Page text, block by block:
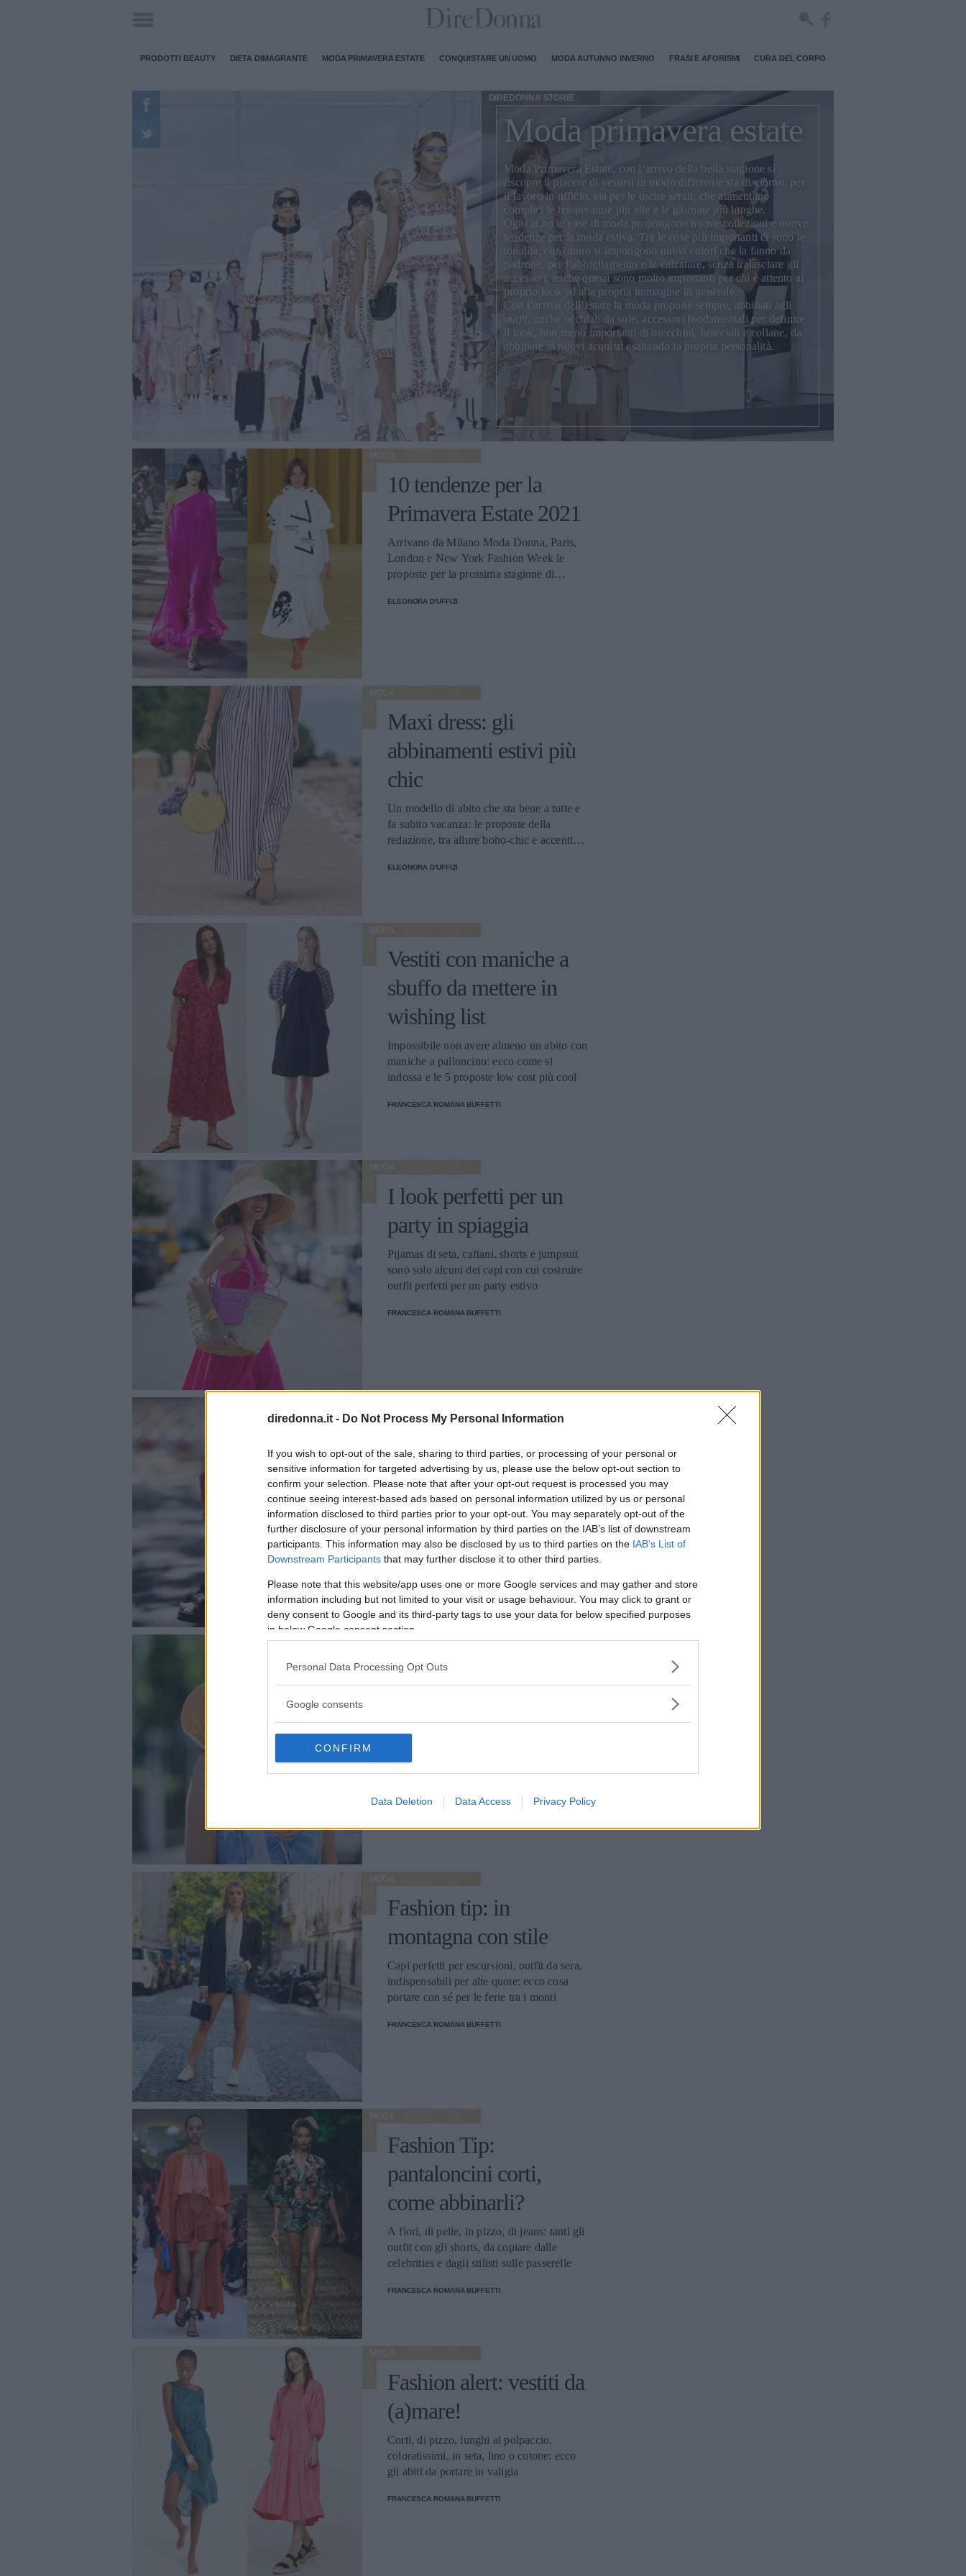
diredonna.it - Do Not Process My Personal Information
If you wish to opt-out of the sale, sharing to third parties, or processing of your personal or
sensitive information for targeted advertising by us, please use the below opt-out section to
confirm your selection. Please note that after your opt-out request is processed you may
continue seeing interest-based ads based on personal information utilized by us or personal
information disclosed to third parties prior to your opt-out. You may separately opt-out of the
further disclosure of your personal information by third parties on the IAB’s list of downstream
participants. This information may also be disclosed by us to third parties on the IAB’s List of
Downstream Participants that may further disclose it to other third parties.
Please note that this website/app uses one or more Google services and may gather and store
information including but not limited to your visit or usage behaviour. You may click to grant or
deny consent to Google and its third-party tags to use your data for below specified purposes
in below Google consent section.
Personal Data Processing Opt Outs
Google consents
CONFIRM
Data Deletion Data Access Privacy Policy
PRODOTTI BEAUTY DIETA DIMAGRANTE MODA PRIMAVERA ESTATE CONQUISTARE UN UOMO MODA AUTUNNO INVERNO FRASI E AFORISMI CURA DEL CORPO
DIREDONNA STORIE
Moda primavera estate
Moda Primavera Estate, con l’arrivo della bella stagione si
riscopre il piacere di vestirsi in modo differente sia di giorno, per
il lavoro in ufficio, sia per le uscite serali, che aumentano
complici le temperature più alte e le giornate più lunghe.
Ogni anno le case di moda propongono nuove collezionie nuove
tendenze per la moda estiva. Tra le cose più importanti ci sono le
tonalità
, ogni anno si impongono nuovi colori che la fanno da
padrone, per l’ abbigliamento e le calzature, senza tralasciare gli
accessori , anche questi sono molto importanti per chi è attento al
proprio look ed alla propria immagine in generale.
Con l’arrivo dell’estate la moda propone sempre, abbinati agli
outfit
, anche occhiali da sole, accessori fondamentali per definire
il look, non meno importanti di orecchini, bracciali e collane, da
abbinare ai nuovi acquisti esaltando la propria personalità.
MODA
10 tendenze per la
Primavera Estate 2021
Arrivano da Milano Moda Donna, Paris,
London e New York Fashion Week le
proposte per la prossima stagione di
ELEONORA D'UFFIZI
MODA
Maxi dress: gli
abbinamenti estivi più
chic
Un modello di abito che sta bene a tutte e
fa subito vacanza: le proposte della
redazione, tra allure boho-chic e accenti
ELEONORA D'UFFIZI
MODA
Vestiti con maniche a
sbuffo da mettere in
wishing list
Impossibile non avere almeno un abito con
maniche a palloncino: ecco come si
indossa e le 5 proposte low cost più cool
FRANCESCA ROMANA BUFFETTI
MODA
I look perfetti per un
party in spiaggia
Pijamas di seta, caftani, shorts e jumpsuit
sono solo alcuni dei capi con cui costruire
outfit perfetti per un party estivo
FRANCESCA ROMANA BUFFETTI
Trend Alert: sandali
chunky, i più desiderati
dell'estate
Dai modelli luxury griffati Chanel,
indossati più volte da Chiara Ferragni, a
quelli in gomma colorata, ecco le scarpe
più cool dell'estate
MODA
Look da spiaggia: i più
comporre outfit memorabili
MODA
Fashion tip: in
montagna con stile
Capi perfetti per escursioni, outfit da sera,
indispensabili per alte quote: ecco cosa
portare con sé per le ferie tra i monti
FRANCESCA ROMANA BUFFETTI
MODA
Fashion Tip:
pantaloncini corti,
come abbinarli?
A fiori, di pelle, in pizzo, di jeans: tanti gli
outfit con gli shorts, da copiare dalle
celebrities e dagli stilisti sulle passerelle
FRANCESCA ROMANA BUFFETTI
MODA
Fashion alert: vestiti da
(a)mare!
Corti, di pizzo, lunghi al polpaccio,
coloratissimi, in seta, lino o cotone: ecco
gli abiti da portare in valigia
FRANCESCA ROMANA BUFFETTI